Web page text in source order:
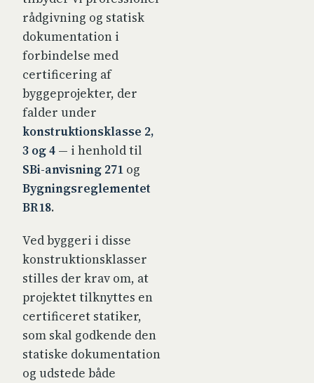
rådgivning og statisk
dokumentation i
forbindelse med
certificering af
byggeprojekter, der
falder under
konstruktionsklasse 2,
3 og 4 — i henhold til
SBi-anvisning 271 og
Bygningsreglementet
BR18.
Ved byggeri i disse
konstruktionsklasser
stilles der krav om, at
projektet tilknyttes en
certificeret statiker,
som skal godkende den
statiske dokumentation
og udstede både